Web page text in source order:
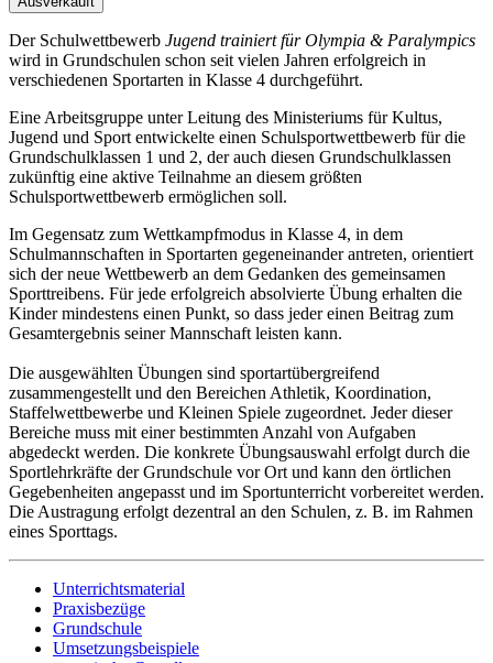
Der Schulwettbewerb Jugend trainiert für Olympia & Paralympics
wird in Grundschulen schon seit vielen Jahren erfolgreich in
verschiedenen Sportarten in Klasse 4 durchgeführt.
Eine Arbeitsgruppe unter Leitung des Ministeriums für Kultus,
Jugend und Sport entwickelte einen Schulsportwettbewerb für die
Grundschulklassen 1 und 2, der auch diesen Grundschulklassen
zukünftig eine aktive Teilnahme an diesem größten
Schulsportwettbewerb ermöglichen soll.
Im Gegensatz zum Wettkampfmodus in Klasse 4, in dem
Schulmannschaften in Sportarten gegeneinander antreten, orientiert
sich der neue Wettbewerb an dem Gedanken des gemeinsamen
Sporttreibens. Für jede erfolgreich absolvierte Übung erhalten die
Kinder mindestens einen Punkt, so dass jeder einen Beitrag zum
Gesamtergebnis seiner Mannschaft leisten kann.
Die ausgewählten Übungen sind sportartübergreifend
zusammengestellt und den Bereichen Athletik, Koordination,
Staffelwettbewerbe und Kleinen Spiele zugeordnet. Jeder dieser
Bereiche muss mit einer bestimmten Anzahl von Aufgaben
abgedeckt werden. Die konkrete Übungsauswahl erfolgt durch die
Sportlehrkräfte der Grundschule vor Ort und kann den örtlichen
Gegebenheiten angepasst und im Sportunterricht vorbereitet werden.
Die Austragung erfolgt dezentral an den Schulen, z. B. im Rahmen
eines Sporttags.
Unterrichtsmaterial
Praxisbezüge
Grundschule
Umsetzungsbeispiele